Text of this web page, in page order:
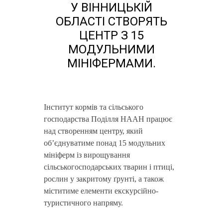
У ВІННИЦЬКІЙ
ОБЛАСТІ СТВОРЯТЬ
ЦЕНТР З 15
МОДУЛЬНИМИ
МІНІФЕРМАМИ.
Інститут кормів та сільського
господарства Поділля НААН працює
над створенням центру, який
об’єднуватиме понад 15 модульних
мініферм із вирощування
сільськогосподарських тварин і птиці,
рослин у закритому ґрунті, а також
міститиме елементи екскурсійно-
туристичного напряму.